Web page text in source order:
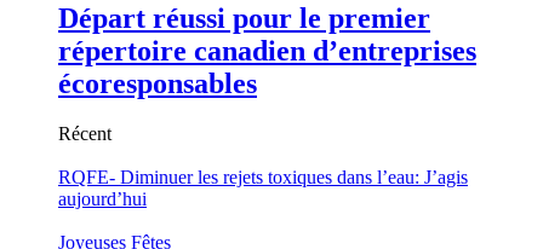
Départ réussi pour le premier
répertoire canadien d’entreprises
écoresponsables
Récent
RQFE- Diminuer les rejets toxiques dans l’eau: J’agis
aujourd’hui
Joyeuses Fêtes